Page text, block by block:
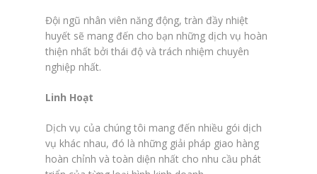
Đội ngũ nhân viên năng động, tràn đầy nhiệt
huyết sẽ mang đến cho bạn những dịch vụ hoàn
thiện nhất bởi thái độ và trách nhiệm chuyên
nghiệp nhất.
Linh Hoạt
Dịch vụ của chúng tôi mang đến nhiều gói dịch
vụ khác nhau, đó là những giải pháp giao hàng
hoàn chỉnh và toàn diện nhất cho nhu cầu phát